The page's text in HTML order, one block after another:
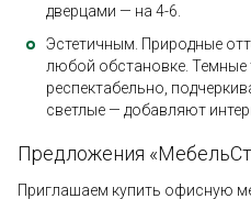
дверцами — на 4-6.
Эстетичным. Природные
любой обстановке. Темные
респектабельно,
светлые — добавляют
Предложения
Приглашаем купить офисную